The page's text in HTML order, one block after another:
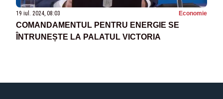
19 iul. 2024, 08:03 Economie
COMANDAMENTUL PENTRU ENERGIE SE
ÎNTRUNEȘTE LA PALATUL VICTORIA